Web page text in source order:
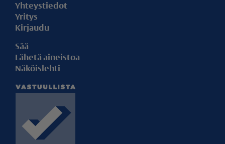
Yhteystiedot
Yritys
Kirjaudu
Sää
Lähetä aineistoa
Näköislehti